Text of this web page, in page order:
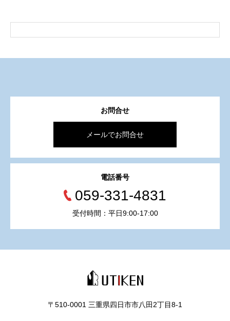
お問合せ
メールでお問合せ
電話番号
059-331-4831
受付時間：平日9:00-17:00
〒510-0001 三重県四日市市八田2丁目8‐1